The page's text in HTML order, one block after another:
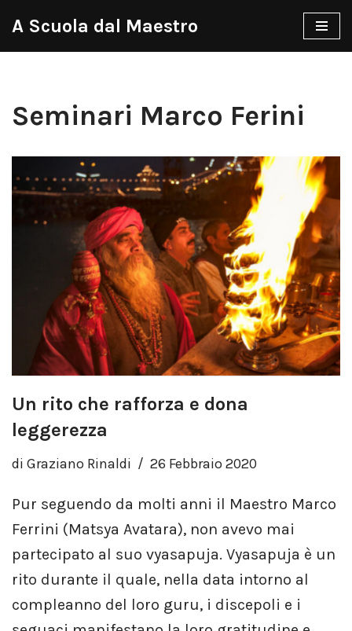
A Scuola dal Maestro
Seminari Marco Ferini
Un rito che rafforza e dona
leggerezza
di Graziano Rinaldi 26 Febbraio 2020
Pur seguendo da molti anni il Maestro Marco
Ferrini (Matsya Avatara), non avevo mai
partecipato al suo vyasapuja. Vyasapuja è un
rito durante il quale, nella data intorno al
compleanno del loro guru, i discepoli e i